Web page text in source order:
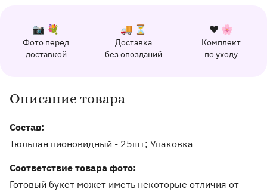
Почему выбирают Флорео
К каждому заказу прилагается:
Фото перед
доставкой
📷 💐
Доставка
без опозданий
🚚 ⏳
Комплект
по уходу
❤️ 🌸
Качественный сервис
162 отзыва с оценкой 5.0 ⭐
Информация о товаре и оказываемых услугах
Описание товара
Состав:
Тюльпан пионовидный - 25шт; Упаковка
Соответствие товара фото:
Готовый букет может иметь некоторые отличия от